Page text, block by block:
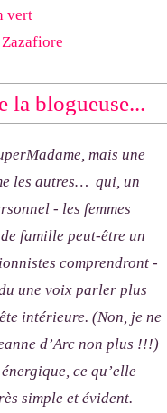
vert
la blogueuse...
mais une
les autres… qui, un
- les femmes
famille peut-être un
comprendront -
une voix parler plus
intérieure. (Non, je ne
d’Arc non plus !!!)
ce qu’elle
simple et évident.